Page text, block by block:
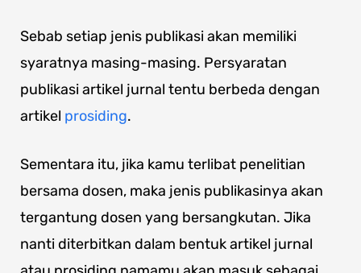
Sebab setiap jenis publikasi akan memiliki
syaratnya masing-masing. Persyaratan
publikasi artikel jurnal tentu berbeda dengan
artikel prosiding.
Sementara itu, jika kamu terlibat penelitian
bersama dosen, maka jenis publikasinya akan
tergantung dosen yang bersangkutan. Jika
nanti diterbitkan dalam bentuk artikel jurnal